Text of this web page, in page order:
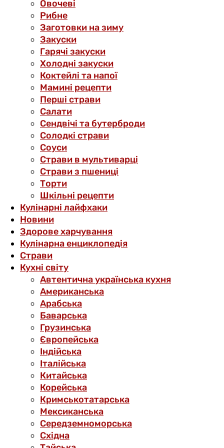
Овочеві
Рибне
Заготовки на зиму
Закуски
Гарячі закуски
Холодні закуски
Коктейлі та напої
Мамині рецепти
Перші страви
Салати
Сендвічі та бутерброди
Солодкі страви
Соуси
Страви в мультиварці
Страви з пшениці
Торти
Шкільні рецепти
Кулінарні лайфхаки
Новини
Здорове харчування
Кулінарна енциклопедія
Страви
Кухні світу
Автентична українська кухня
Американська
Арабська
Баварська
Грузинська
Європейська
Індійська
Італійська
Китайська
Корейська
Кримськотатарська
Мексиканська
Середземноморська
Східна